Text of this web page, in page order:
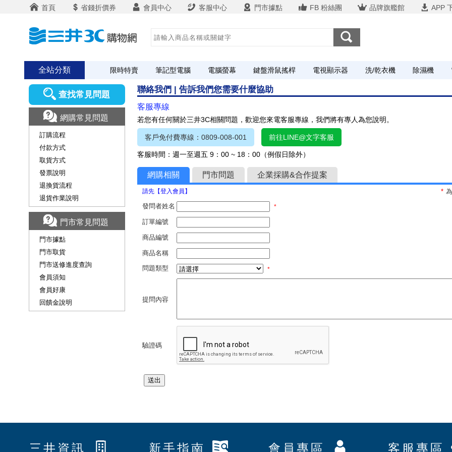
首頁 省錢折價券 會員中心 客服中心 門市據點 FB 粉絲團 品牌旗艦館 APP
全站分類 限時特賣 筆記型電腦 電腦螢幕 鍵盤滑鼠搖桿 電視顯示器 洗/乾衣機 除濕機
聯絡我們 | 告訴我們您需要什麼協助
客服專線
若您有任何關於三井3C相關問題，歡迎您來電客服專線，我們將有專人為您說明。
客戶免付費專線：0809-008-001 前往LINE@文字客服
客服時間：週一至週五 9：00 ~ 18：00（例假日除外）
網購相關 門市問題 企業採購&合作提案
請先【登入會員】 *
發問者姓名
*
訂單編號
商品編號
商品名稱
問題類型
*
提問內容
驗證碼
查找常見問題
網購常見問題
訂購流程
付款方式
取貨方式
發票說明
退換貨流程
退貨作業說明
門市常見問題
門市據點
門市取貨
門市送修進度查詢
會員須知
會員好康
回饋金說明
三井資訊 新手指南 會員專區 客服專區